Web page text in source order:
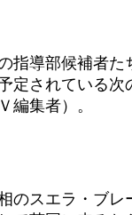
導部候補者た
されている
編集者）。
スエラ・ブレ